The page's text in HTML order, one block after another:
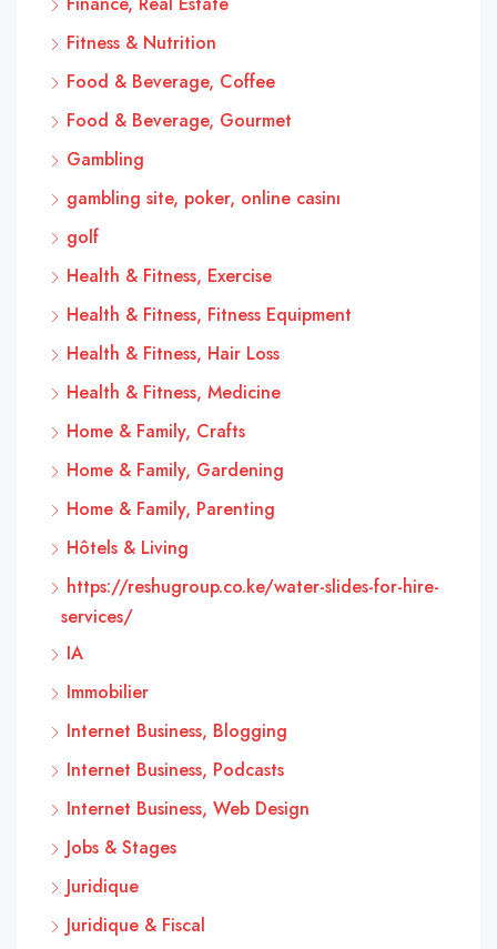
Fitness & Nutrition
Food & Beverage, Coffee
Food & Beverage, Gourmet
Gambling
gambling site, poker, online casinı
golf
Health & Fitness, Exercise
Health & Fitness, Fitness Equipment
Health & Fitness, Hair Loss
Health & Fitness, Medicine
Home & Family, Crafts
Home & Family, Gardening
Home & Family, Parenting
Hôtels & Living
https://reshugroup.co.ke/water-slides-for-hire-
services/
IA
Immobilier
Internet Business, Blogging
Internet Business, Podcasts
Internet Business, Web Design
Jobs & Stages
Juridique
Juridique & Fiscal